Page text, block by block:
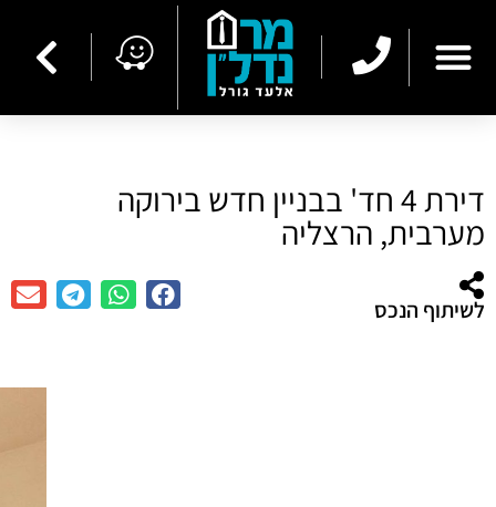
דירת 4 חד' בבניין חדש בירוקה
מערבית, הרצליה
לשיתוף הנכס